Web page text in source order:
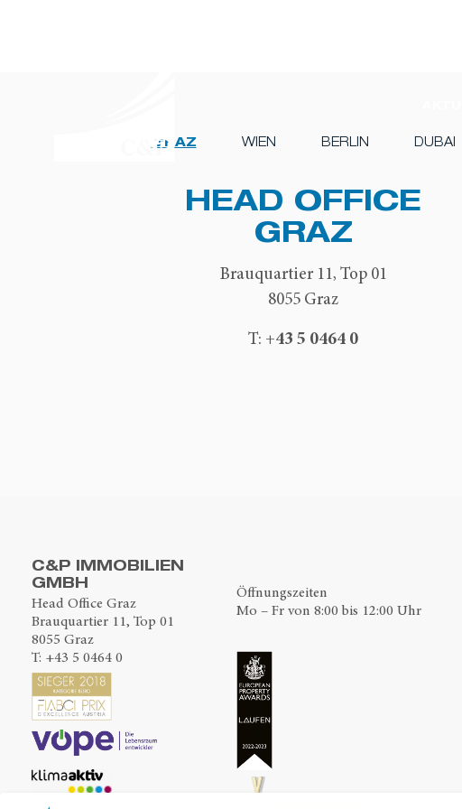
GRAZ WIEN BERLIN DUBAI
HEAD OFFICE
GRAZ
Brauquartier 11, Top 01
8055 Graz
T: +43 5 0464 0
C&P IMMOBILIEN
GMBH
Head Office Graz
Brauquartier 11, Top 01
8055 Graz
T: +43 5 0464 0
Öffnungszeiten
Mo – Fr von 8:00 bis 12:00 Uhr